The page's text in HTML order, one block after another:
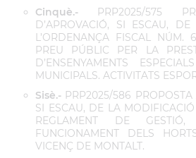
Cinquè.- PRP2025/575
D’APROVACIÓ, SI ESCAU,
L’ORDENANÇA FISCAL NÚM.
PREU PÚBLIC PER LA
D’ENSENYAMENTS
MUNICIPALS. ACTIVITATS
Sisè.- PRP2025/586
SI ESCAU, DE LA
REGLAMENT DE
FUNCIONAMENT DELS
VICENÇ DE MONTALT.